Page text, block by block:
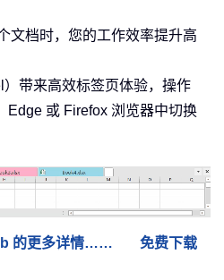
文档时，您的工作效率提升高
带来高效标签页体验，操作
Edge 或 Firefox 浏览器中切换
的更多详情…… 免费下载